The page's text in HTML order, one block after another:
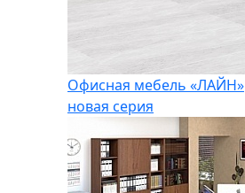
Офисная мебель «ЛАЙН»
новая серия